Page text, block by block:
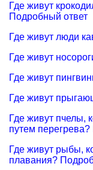
Где живут
Подробный ответ
Где живут люди
Где живут
Где живут
Где живут
Где живут пчелы,
путем
Где живут рыбы,
плавания?